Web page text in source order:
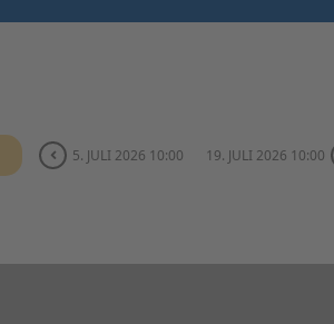
5. JULI 2026 10:00 19. JULI 2026 10:00